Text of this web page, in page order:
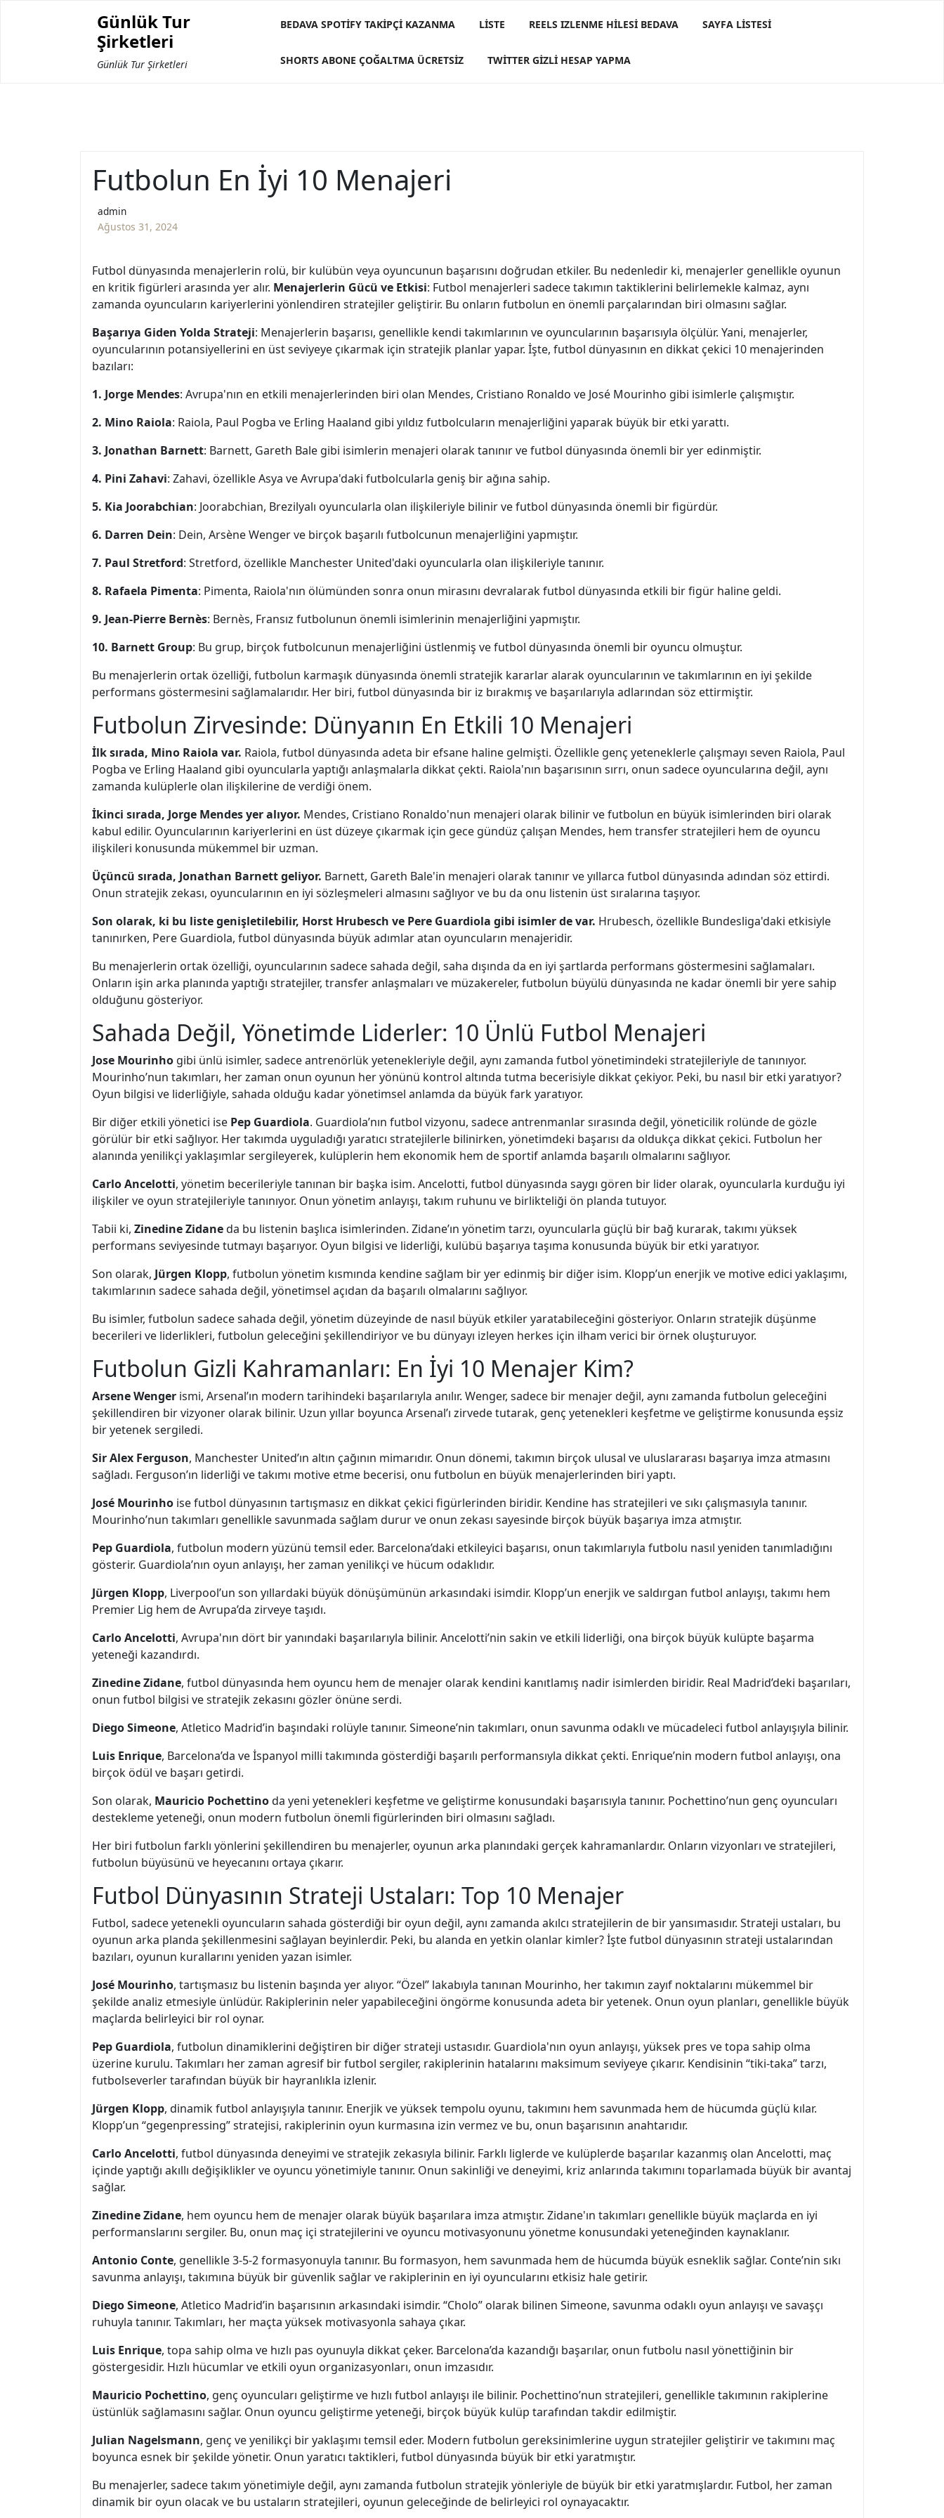
Günlük Tur
Şirketleri
Günlük Tur Şirketleri
BEDAVA SPOTIFY TAKIPÇI KAZANMA LISTE REELS IZLENME HILESI BEDAVA SAYFA LISTESI
SHORTS ABONE ÇOĞALTMA ÜCRETSIZ TWITTER GIZLI HESAP YAPMA
Futbolun En İyi 10 Menajeri
admin
Ağustos 31, 2024
Futbol dünyasında menajerlerin rolü, bir kulübün veya oyuncunun başarısını doğrudan etkiler. Bu nedenledir ki, menajerler genellikle oyunun
en kritik figürleri arasında yer alır. Menajerlerin Gücü ve Etkisi: Futbol menajerleri sadece takımın taktiklerini belirlemekle kalmaz, aynı
zamanda oyuncuların kariyerlerini yönlendiren stratejiler geliştirir. Bu onların futbolun en önemli parçalarından biri olmasını sağlar.
Başarıya Giden Yolda Strateji: Menajerlerin başarısı, genellikle kendi takımlarının ve oyuncularının başarısıyla ölçülür. Yani, menajerler,
oyuncularının potansiyellerini en üst seviyeye çıkarmak için stratejik planlar yapar. İşte, futbol dünyasının en dikkat çekici 10 menajerinden
bazıları:
1. Jorge Mendes: Avrupa'nın en etkili menajerlerinden biri olan Mendes, Cristiano Ronaldo ve José Mourinho gibi isimlerle çalışmıştır.
2. Mino Raiola: Raiola, Paul Pogba ve Erling Haaland gibi yıldız futbolcuların menajerliğini yaparak büyük bir etki yarattı.
3. Jonathan Barnett: Barnett, Gareth Bale gibi isimlerin menajeri olarak tanınır ve futbol dünyasında önemli bir yer edinmiştir.
4. Pini Zahavi: Zahavi, özellikle Asya ve Avrupa'daki futbolcularla geniş bir ağına sahip.
5. Kia Joorabchian: Joorabchian, Brezilyalı oyuncularla olan ilişkileriyle bilinir ve futbol dünyasında önemli bir figürdür.
6. Darren Dein: Dein, Arsène Wenger ve birçok başarılı futbolcunun menajerliğini yapmıştır.
7. Paul Stretford: Stretford, özellikle Manchester United'daki oyuncularla olan ilişkileriyle tanınır.
8. Rafaela Pimenta: Pimenta, Raiola'nın ölümünden sonra onun mirasını devralarak futbol dünyasında etkili bir figür haline geldi.
9. Jean-Pierre Bernès: Bernès, Fransız futbolunun önemli isimlerinin menajerliğini yapmıştır.
10. Barnett Group: Bu grup, birçok futbolcunun menajerliğini üstlenmiş ve futbol dünyasında önemli bir oyuncu olmuştur.
Bu menajerlerin ortak özelliği, futbolun karmaşık dünyasında önemli stratejik kararlar alarak oyuncularının ve takımlarının en iyi şekilde
performans göstermesini sağlamalarıdır. Her biri, futbol dünyasında bir iz bırakmış ve başarılarıyla adlarından söz ettirmiştir.
Futbolun Zirvesinde: Dünyanın En Etkili 10 Menajeri
İlk sırada, Mino Raiola var. Raiola, futbol dünyasında adeta bir efsane haline gelmişti. Özellikle genç yeteneklerle çalışmayı seven Raiola, Paul
Pogba ve Erling Haaland gibi oyuncularla yaptığı anlaşmalarla dikkat çekti. Raiola'nın başarısının sırrı, onun sadece oyuncularına değil, aynı
zamanda kulüplerle olan ilişkilerine de verdiği önem.
İkinci sırada, Jorge Mendes yer alıyor. Mendes, Cristiano Ronaldo'nun menajeri olarak bilinir ve futbolun en büyük isimlerinden biri olarak
kabul edilir. Oyuncularının kariyerlerini en üst düzeye çıkarmak için gece gündüz çalışan Mendes, hem transfer stratejileri hem de oyuncu
ilişkileri konusunda mükemmel bir uzman.
Üçüncü sırada, Jonathan Barnett geliyor. Barnett, Gareth Bale'in menajeri olarak tanınır ve yıllarca futbol dünyasında adından söz ettirdi.
Onun stratejik zekası, oyuncularının en iyi sözleşmeleri almasını sağlıyor ve bu da onu listenin üst sıralarına taşıyor.
Son olarak, ki bu liste genişletilebilir, Horst Hrubesch ve Pere Guardiola gibi isimler de var. Hrubesch, özellikle Bundesliga'daki etkisiyle
tanınırken, Pere Guardiola, futbol dünyasında büyük adımlar atan oyuncuların menajeridir.
Bu menajerlerin ortak özelliği, oyuncularının sadece sahada değil, saha dışında da en iyi şartlarda performans göstermesini sağlamaları.
Onların işin arka planında yaptığı stratejiler, transfer anlaşmaları ve müzakereler, futbolun büyülü dünyasında ne kadar önemli bir yere sahip
olduğunu gösteriyor.
Sahada Değil, Yönetimde Liderler: 10 Ünlü Futbol Menajeri
Jose Mourinho gibi ünlü isimler, sadece antrenörlük yetenekleriyle değil, aynı zamanda futbol yönetimindeki stratejileriyle de tanınıyor.
Mourinho’nun takımları, her zaman onun oyunun her yönünü kontrol altında tutma becerisiyle dikkat çekiyor. Peki, bu nasıl bir etki yaratıyor?
Oyun bilgisi ve liderliğiyle, sahada olduğu kadar yönetimsel anlamda da büyük fark yaratıyor.
Bir diğer etkili yönetici ise Pep Guardiola. Guardiola’nın futbol vizyonu, sadece antrenmanlar sırasında değil, yöneticilik rolünde de gözle
görülür bir etki sağlıyor. Her takımda uyguladığı yaratıcı stratejilerle bilinirken, yönetimdeki başarısı da oldukça dikkat çekici. Futbolun her
alanında yenilikçi yaklaşımlar sergileyerek, kulüplerin hem ekonomik hem de sportif anlamda başarılı olmalarını sağlıyor.
Carlo Ancelotti, yönetim becerileriyle tanınan bir başka isim. Ancelotti, futbol dünyasında saygı gören bir lider olarak, oyuncularla kurduğu iyi
ilişkiler ve oyun stratejileriyle tanınıyor. Onun yönetim anlayışı, takım ruhunu ve birlikteliği ön planda tutuyor.
Tabii ki, Zinedine Zidaneda bu listenin başlıca isimlerinden. Zidane’ın yönetim tarzı, oyuncularla güçlü bir bağ kurarak, takımı yüksek
performans seviyesinde tutmayı başarıyor. Oyun bilgisi ve liderliği, kulübü başarıya taşıma konusunda büyük bir etki yaratıyor.
Son olarak, Jürgen Klopp, futbolun yönetim kısmında kendine sağlam bir yer edinmiş bir diğer isim. Klopp’un enerjik ve motive edici yaklaşımı,
takımlarının sadece sahada değil, yönetimsel açıdan da başarılı olmalarını sağlıyor.
Bu isimler, futbolun sadece sahada değil, yönetim düzeyinde de nasıl büyük etkiler yaratabileceğini gösteriyor. Onların stratejik düşünme
becerileri ve liderlikleri, futbolun geleceğini şekillendiriyor ve bu dünyayı izleyen herkes için ilham verici bir örnek oluşturuyor.
Futbolun Gizli Kahramanları: En İyi 10 Menajer Kim?
Arsene Wenger ismi, Arsenal’ın modern tarihindeki başarılarıyla anılır. Wenger, sadece bir menajer değil, aynı zamanda futbolun geleceğini
şekillendiren bir vizyoner olarak bilinir. Uzun yıllar boyunca Arsenal’ı zirvede tutarak, genç yetenekleri keşfetme ve geliştirme konusunda eşsiz
bir yetenek sergiledi.
Sir Alex Ferguson, Manchester United’ın altın çağının mimarıdır. Onun dönemi, takımın birçok ulusal ve uluslararası başarıya imza atmasını
sağladı. Ferguson’ın liderliği ve takımı motive etme becerisi, onu futbolun en büyük menajerlerinden biri yaptı.
José Mourinho ise futbol dünyasının tartışmasız en dikkat çekici figürlerinden biridir. Kendine has stratejileri ve sıkı çalışmasıyla tanınır.
Mourinho’nun takımları genellikle savunmada sağlam durur ve onun zekası sayesinde birçok büyük başarıya imza atmıştır.
Pep Guardiola, futbolun modern yüzünü temsil eder. Barcelona’daki etkileyici başarısı, onun takımlarıyla futbolu nasıl yeniden tanımladığını
gösterir. Guardiola’nın oyun anlayışı, her zaman yenilikçi ve hücum odaklıdır.
Jürgen Klopp, Liverpool’un son yıllardaki büyük dönüşümünün arkasındaki isimdir. Klopp’un enerjik ve saldırgan futbol anlayışı, takımı hem
Premier Lig hem de Avrupa’da zirveye taşıdı.
Carlo Ancelotti, Avrupa'nın dört bir yanındaki başarılarıyla bilinir. Ancelotti’nin sakin ve etkili liderliği, ona birçok büyük kulüpte başarma
yeteneği kazandırdı.
Zinedine Zidane, futbol dünyasında hem oyuncu hem de menajer olarak kendini kanıtlamış nadir isimlerden biridir. Real Madrid’deki başarıları,
onun futbol bilgisi ve stratejik zekasını gözler önüne serdi.
Diego Simeone, Atletico Madrid’in başındaki rolüyle tanınır. Simeone’nin takımları, onun savunma odaklı ve mücadeleci futbol anlayışıyla bilinir.
Luis Enrique, Barcelona’da ve İspanyol milli takımında gösterdiği başarılı performansıyla dikkat çekti. Enrique’nin modern futbol anlayışı, ona
birçok ödül ve başarı getirdi.
Son olarak, Mauricio Pochettinoda yeni yetenekleri keşfetme ve geliştirme konusundaki başarısıyla tanınır. Pochettino’nun genç oyuncuları
destekleme yeteneği, onun modern futbolun önemli figürlerinden biri olmasını sağladı.
Her biri futbolun farklı yönlerini şekillendiren bu menajerler, oyunun arka planındaki gerçek kahramanlardır. Onların vizyonları ve stratejileri,
futbolun büyüsünü ve heyecanını ortaya çıkarır.
Futbol Dünyasının Strateji Ustaları: Top 10 Menajer
Futbol, sadece yetenekli oyuncuların sahada gösterdiği bir oyun değil, aynı zamanda akılcı stratejilerin de bir yansımasıdır. Strateji ustaları, bu
oyunun arka planda şekillenmesini sağlayan beyinlerdir. Peki, bu alanda en yetkin olanlar kimler? İşte futbol dünyasının strateji ustalarından
bazıları, oyunun kurallarını yeniden yazan isimler.
José Mourinho, tartışmasız bu listenin başında yer alıyor. “Özel” lakabıyla tanınan Mourinho, her takımın zayıf noktalarını mükemmel bir
şekilde analiz etmesiyle ünlüdür. Rakiplerinin neler yapabileceğini öngörme konusunda adeta bir yetenek. Onun oyun planları, genellikle büyük
maçlarda belirleyici bir rol oynar.
Pep Guardiola, futbolun dinamiklerini değiştiren bir diğer strateji ustasıdır. Guardiola'nın oyun anlayışı, yüksek pres ve topa sahip olma
üzerine kurulu. Takımları her zaman agresif bir futbol sergiler, rakiplerinin hatalarını maksimum seviyeye çıkarır. Kendisinin “tiki-taka” tarzı,
futbolseverler tarafından büyük bir hayranlıkla izlenir.
Jürgen Klopp, dinamik futbol anlayışıyla tanınır. Enerjik ve yüksek tempolu oyunu, takımını hem savunmada hem de hücumda güçlü kılar.
Klopp’un “gegenpressing” stratejisi, rakiplerinin oyun kurmasına izin vermez ve bu, onun başarısının anahtarıdır.
Carlo Ancelotti, futbol dünyasında deneyimi ve stratejik zekasıyla bilinir. Farklı liglerde ve kulüplerde başarılar kazanmış olan Ancelotti, maç
içinde yaptığı akıllı değişiklikler ve oyuncu yönetimiyle tanınır. Onun sakinliği ve deneyimi, kriz anlarında takımını toparlamada büyük bir avantaj
sağlar.
Zinedine Zidane, hem oyuncu hem de menajer olarak büyük başarılara imza atmıştır. Zidane'ın takımları genellikle büyük maçlarda en iyi
performanslarını sergiler. Bu, onun maç içi stratejilerini ve oyuncu motivasyonunu yönetme konusundaki yeteneğinden kaynaklanır.
Antonio Conte, genellikle 3-5-2 formasyonuyla tanınır. Bu formasyon, hem savunmada hem de hücumda büyük esneklik sağlar. Conte’nin sıkı
savunma anlayışı, takımına büyük bir güvenlik sağlar ve rakiplerinin en iyi oyuncularını etkisiz hale getirir.
Diego Simeone, Atletico Madrid’in başarısının arkasındaki isimdir. “Cholo” olarak bilinen Simeone, savunma odaklı oyun anlayışı ve savaşçı
ruhuyla tanınır. Takımları, her maçta yüksek motivasyonla sahaya çıkar.
Luis Enrique, topa sahip olma ve hızlı pas oyunuyla dikkat çeker. Barcelona’da kazandığı başarılar, onun futbolu nasıl yönettiğinin bir
göstergesidir. Hızlı hücumlar ve etkili oyun organizasyonları, onun imzasıdır.
Mauricio Pochettino, genç oyuncuları geliştirme ve hızlı futbol anlayışı ile bilinir. Pochettino’nun stratejileri, genellikle takımının rakiplerine
üstünlük sağlamasını sağlar. Onun oyuncu geliştirme yeteneği, birçok büyük kulüp tarafından takdir edilmiştir.
Julian Nagelsmann, genç ve yenilikçi bir yaklaşımı temsil eder. Modern futbolun gereksinimlerine uygun stratejiler geliştirir ve takımını maç
boyunca esnek bir şekilde yönetir. Onun yaratıcı taktikleri, futbol dünyasında büyük bir etki yaratmıştır.
Bu menajerler, sadece takım yönetimiyle değil, aynı zamanda futbolun stratejik yönleriyle de büyük bir etki yaratmışlardır. Futbol, her zaman
dinamik bir oyun olacak ve bu ustaların stratejileri, oyunun geleceğinde de belirleyici rol oynayacaktır.